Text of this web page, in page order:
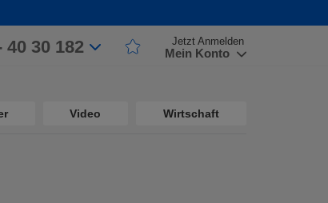
40 30 182 Jetzt Anmelden
Mein Konto
Video Wirtschaft